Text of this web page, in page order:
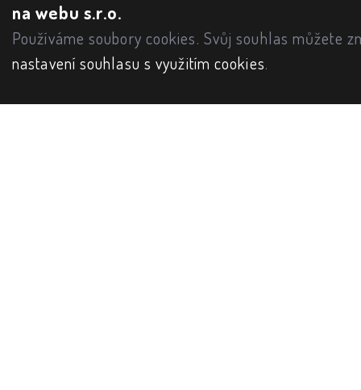
na webu s.r.o.
Používáme soubory cookies. Svůj souhlas můžete
nastavení souhlasu s využitím cookies.